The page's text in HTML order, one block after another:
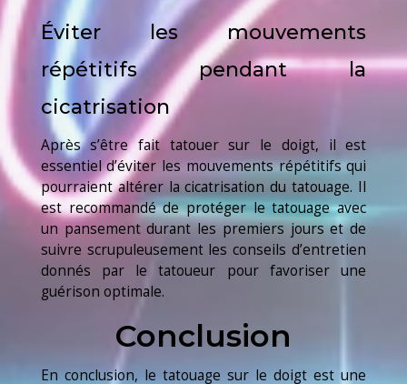
Éviter les mouvements
répétitifs pendant la
cicatrisation
Après s’être fait tatouer sur le doigt, il est
essentiel d’éviter les mouvements répétitifs qui
pourraient altérer la cicatrisation du tatouage. Il
est recommandé de protéger le tatouage avec
un pansement durant les premiers jours et de
suivre scrupuleusement les conseils d’entretien
donnés par le tatoueur pour favoriser une
guérison optimale.
Conclusion
En conclusion, le tatouage sur le doigt est une